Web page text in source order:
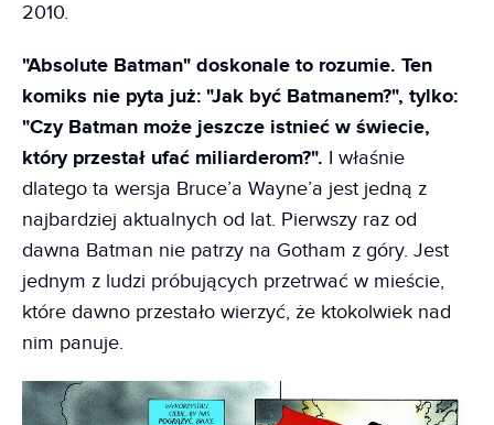
2010.
"Absolute Batman" doskonale to rozumie. Ten
komiks nie pyta już: "Jak być Batmanem?", tylko:
"Czy Batman może jeszcze istnieć w świecie,
który przestał ufać miliarderom?". I właśnie
dlatego ta wersja Bruce’a Wayne’a jest jedną z
najbardziej aktualnych od lat. Pierwszy raz od
dawna Batman nie patrzy na Gotham z góry. Jest
jednym z ludzi próbujących przetrwać w mieście,
które dawno przestało wierzyć, że ktokolwiek nad
nim panuje.